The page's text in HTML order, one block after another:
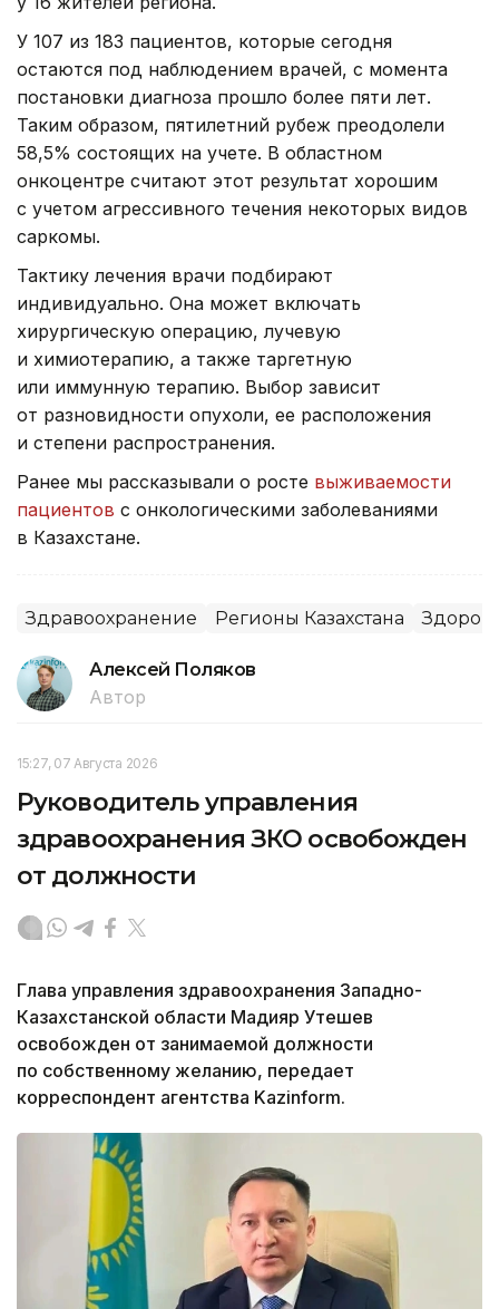
У 107 из 183 пациентов, которые сегодня
остаются под наблюдением врачей, с момента
постановки диагноза прошло более пяти лет.
Таким образом, пятилетний рубеж преодолели
58,5% состоящих на учете. В областном
онкоцентре считают этот результат хорошим
с учетом агрессивного течения некоторых видов
саркомы.
Тактику лечения врачи подбирают
индивидуально. Она может включать
хирургическую операцию, лучевую
и химиотерапию, а также таргетную
или иммунную терапию. Выбор зависит
от разновидности опухоли, ее расположения
и степени распространения.
Ранее мы рассказывали о росте выживаемости
пациентов с онкологическими заболеваниями
в Казахстане.
Здравоохранение Регионы Казахстана
Алексей Поляков
Автор
15:27, 07 Августа 2026
Руководитель управления
здравоохранения ЗКО освобожден
от должности
Глава управления здравоохранения Западно-
Казахстанской области Мадияр Утешев
освобожден от занимаемой должности
по собственному желанию, передает
корреспондент агентства Kazinform.